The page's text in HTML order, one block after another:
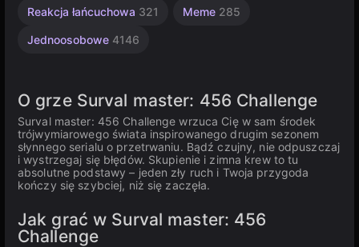
Reakcja łańcuchowa 321 Meme 285
Jednoosobowe 4146
O grze Surval master: 456 Challenge
Surval master: 456 Challenge wrzuca Cię w sam środek
trójwymiarowego świata inspirowanego drugim sezonem
słynnego serialu o przetrwaniu. Bądź czujny, nie odpuszczaj
i wystrzegaj się błędów. Skupienie i zimna krew to tu
absolutne podstawy – jeden zły ruch i Twoja przygoda
kończy się szybciej, niż się zaczęła.
Jak grać w Surval master: 456
Challenge